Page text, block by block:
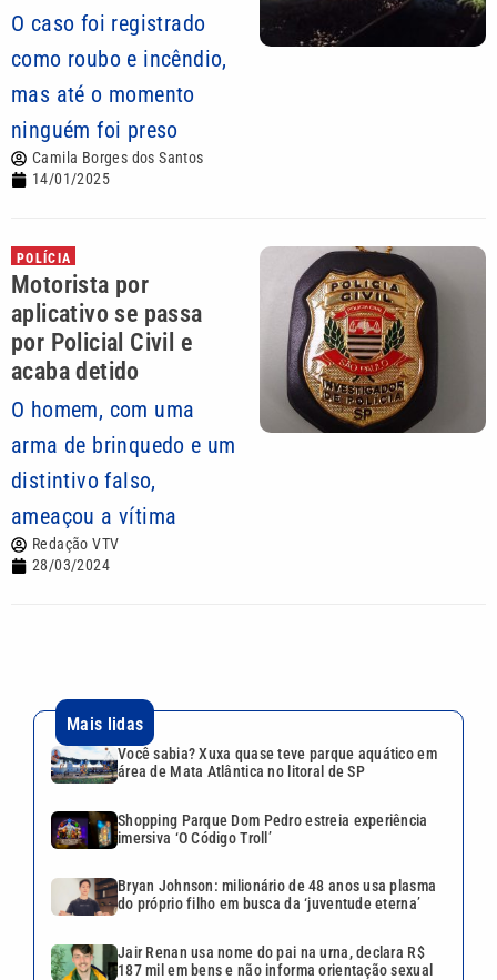
O caso foi registrado
como roubo e incêndio,
mas até o momento
ninguém foi preso
Camila Borges dos Santos
14/01/2025
POLÍCIA
Motorista por
aplicativo se passa
por Policial Civil e
acaba detido
O homem, com uma
arma de brinquedo e um
distintivo falso,
ameaçou a vítima
Redação VTV
28/03/2024
Mais lidas
Você sabia? Xuxa quase teve parque aquático em
área de Mata Atlântica no litoral de SP
Shopping Parque Dom Pedro estreia experiência
imersiva ‘O Código Troll’
Bryan Johnson: milionário de 48 anos usa plasma
do próprio filho em busca da ‘juventude eterna’
Jair Renan usa nome do pai na urna, declara R$
187 mil em bens e não informa orientação sexual